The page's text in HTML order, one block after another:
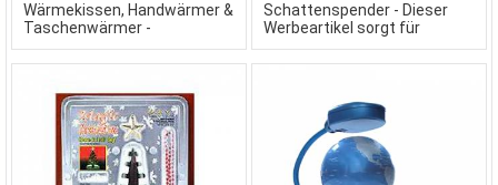
Wärmekissen, Handwärmer &
Taschenwärmer -
Werbemittel für kalte Tage
Schattenspender - Dieser
Werbeartikel sorgt für
Schatten im Auto